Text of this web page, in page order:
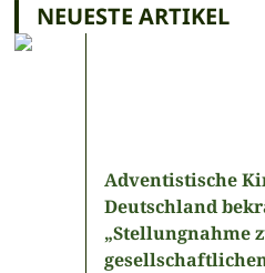
NEUESTE ARTIKEL
Adventistische
Deutschland
„Stellungnahme